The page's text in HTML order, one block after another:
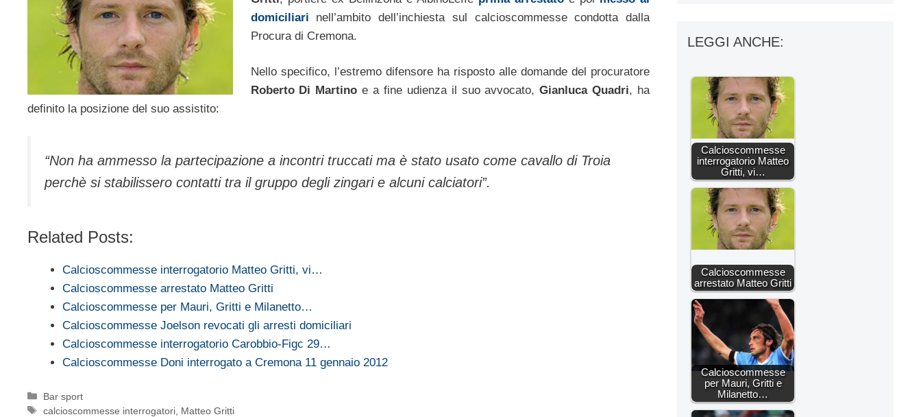
domiciliari nell’ambito dell’inchiesta sul calcioscommesse condotta dalla
Procura di Cremona.
Nello specifico, l’estremo difensore ha risposto alle domande del procuratore
Roberto Di Martino e a fine udienza il suo avvocato,Gianluca Quadri, ha
definito la posizione del suo assistito:
“Non ha ammesso la partecipazione a incontri truccati ma è stato usato come cavallo di Troia
perchè si stabilissero contatti tra il gruppo degli zingari e alcuni calciatori”.
Related Posts:
Calcioscommesse interrogatorio Matteo Gritti, vi…
Calcioscommesse arrestato Matteo Gritti
Calcioscommesse per Mauri, Gritti e Milanetto…
Calcioscommesse Joelson revocati gli arresti domiciliari
Calcioscommesse interrogatorio Carobbio-Figc 29…
Calcioscommesse Doni interrogato a Cremona 11 gennaio 2012
Categorie
Bar sport
Tag
calcioscommesse interrogatori Matteo Gritti
LEGGI ANCHE:
Calcioscommesse
interrogatorio Matteo
Gritti, vi…
Calcioscommesse
arrestato Matteo Gritti
Calcioscommesse
per Mauri, Gritti e
Milanetto…